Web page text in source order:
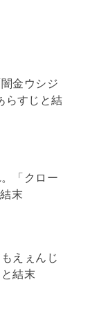
金ウシジ
すじと結
「クロー
末
えぇんじ
結末